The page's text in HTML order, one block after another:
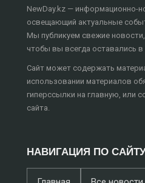
NewDay.kz — информационно-
освещающий актуальные
Мы публикуем свежие
чтобы вы всегда оставались в
Сайт может содержать
использовании материалов
гиперссылки на главную, или
сайта.
НАВИГАЦИЯ ПО